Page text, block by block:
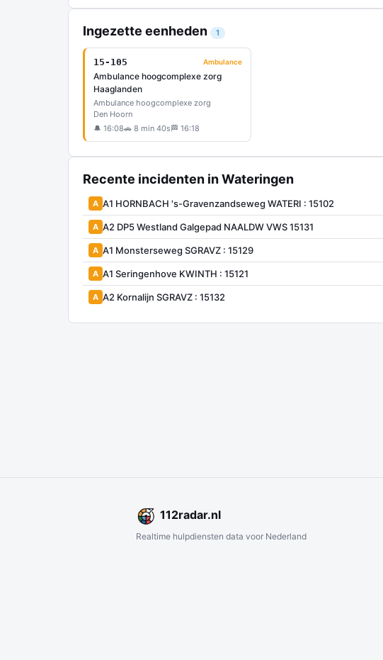
Ingezette eenheden 1
15-105 Ambulance
Ambulance hoogcomplexe zorg
Haaglanden
Ambulance hoogcomplexe zorg
Den Hoorn
🔔 16:08🚗 8 min 40s 🏁 16:18
Recente incidenten in Wateringen
A A1 HORNBACH 's-Gravenzandseweg WATERI : 15102
A A2 DP5 Westland Galgepad NAALDW VWS 15131
A A1 Monsterseweg SGRAVZ : 15129
A A1 Seringenhove KWINTH : 15121
A A2 Kornalijn SGRAVZ : 15132
112radar.nl
Realtime hulpdiensten data voor Nederland